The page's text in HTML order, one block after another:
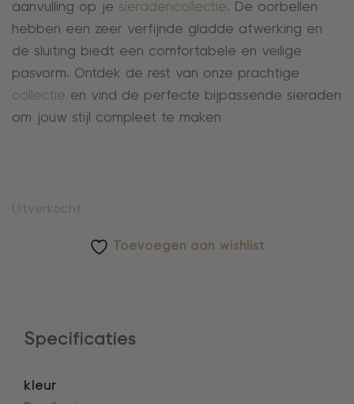
aanvulling op je sieradencollectie. De oorbellen
hebben een zeer verfijnde gladde afwerking en
de sluiting biedt een comfortabele en veilige
pasvorm. Ontdek de rest van onze prachtige
collectie en vind de perfecte bijpassende sieraden
om jouw stijl compleet te maken
Uitverkocht
Toevoegen aan wishlist
Specificaties
kleur